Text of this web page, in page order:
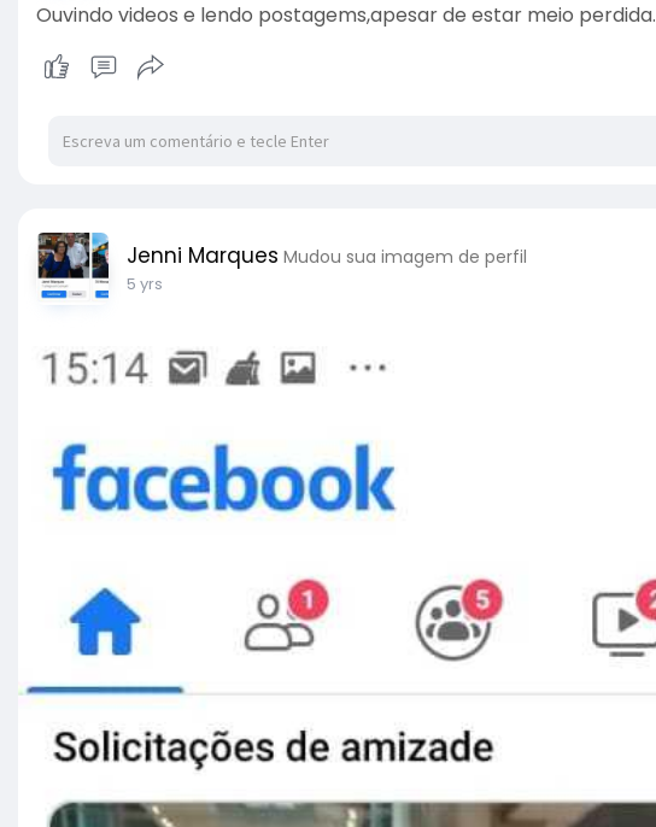
Ouvindo videos e lendo postagems,apesar de estar meio perdida.
Jenni Marques Mudou sua imagem de perfil
5 yrs